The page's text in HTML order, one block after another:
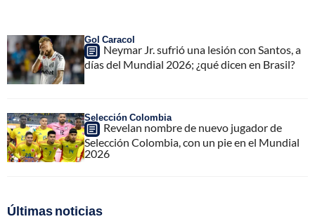
Gol Caracol
Neymar Jr. sufrió una lesión con Santos, a
días del Mundial 2026; ¿qué dicen en Brasil?
Selección Colombia
Revelan nombre de nuevo jugador de
Selección Colombia, con un pie en el Mundial
2026
Últimas noticias